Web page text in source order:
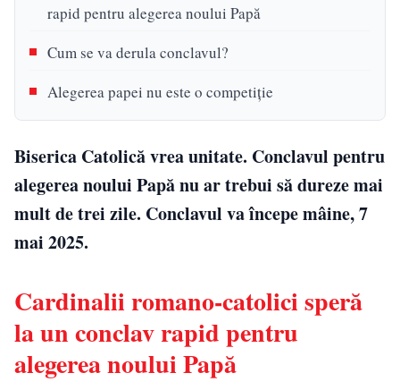
rapid pentru alegerea noului Papă
Cum se va derula conclavul?
Alegerea papei nu este o competiție
Biserica Catolică vrea unitate. Conclavul pentru
alegerea noului Papă nu ar trebui să dureze mai
mult de trei zile. Conclavul va începe mâine, 7
mai 2025.
Cardinalii romano-catolici speră
la un conclav rapid pentru
alegerea noului Papă